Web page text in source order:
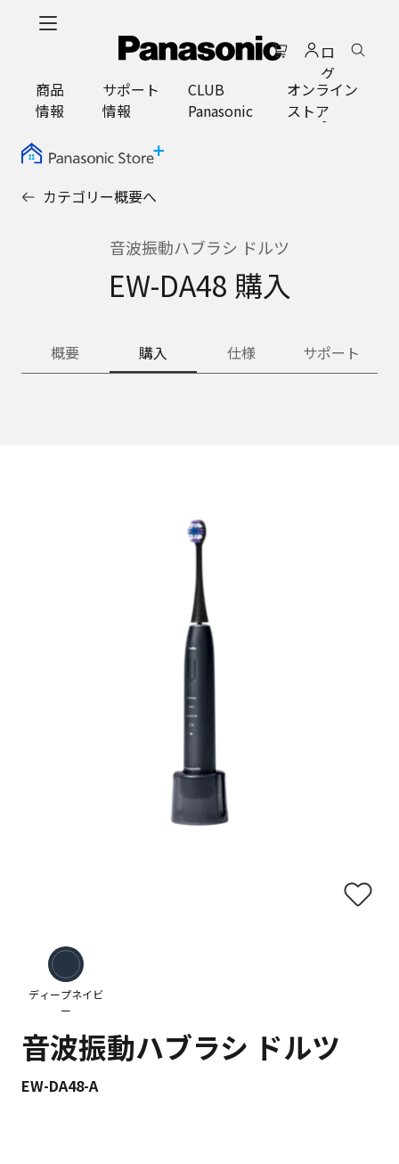
ロ
グ
イ
ン
商品
情報
サポート
情報
CLUB
Panasonic
オンライン
ストア
カテゴリー概要へ
音波振動ハブラシ ドルツ
EW-DA48 購入
概要 購入 仕様 サポート
ディープネイビ
ー
音波振動ハブラシ ドルツ
EW-DA48-A